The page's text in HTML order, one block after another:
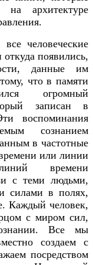
архитектуре
человеческие
появились,
данные им
что в памяти
огромный
записан в
воспоминания
сознанием
в частотные
или линии
времени
с теми людьми,
силами в полях,
Каждый человек,
с миром сил,
Все мы
создаем с
посредством